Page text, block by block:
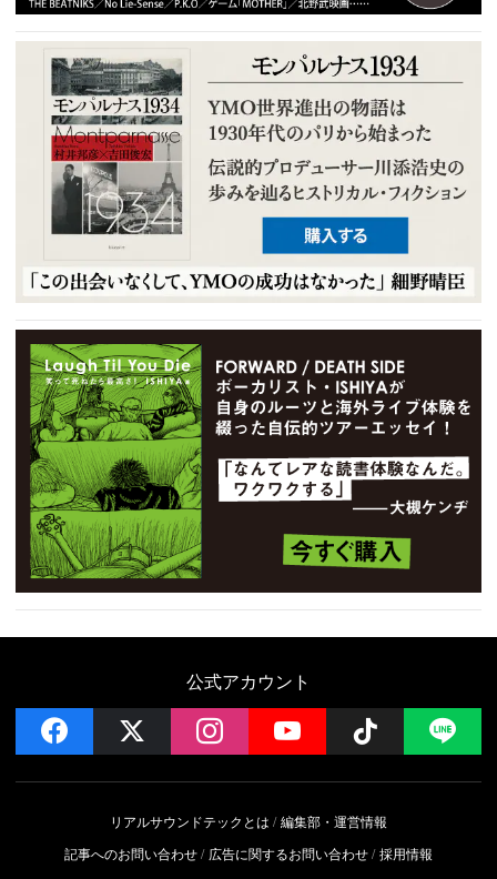
公式アカウント
facebook instagramYouTube Follow
リアルサウンドテックとは
編集部・運営情報
記事へのお問い合わせ
広告に関するお問い合わせ 採用情報